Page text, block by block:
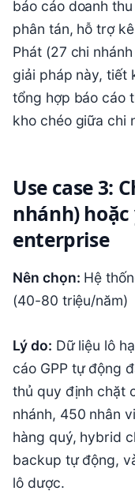
báo cáo doanh
phân tán, hỗ trợ
Phát (27 chi
giải pháp này, tiết
tổng hợp báo cáo
kho chéo giữa chi
Use case 3:
nhánh)
enterprise
Nên chọn: Hệ
(40-80 triệu/năm)
Lý do: Dữ liệu lô
cáo GPP tự động
thủ quy định chặt
nhánh, 450 nhân
hàng quý, hybrid
backup tự động,
lô dược.